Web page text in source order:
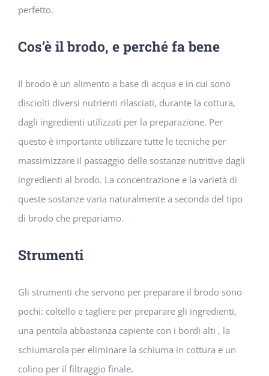
perfetto.
Cos’è il brodo, e perché fa bene
Il brodo è un alimento a base di acqua e in cui sono
disciolti diversi nutrienti rilasciati, durante la cottura,
dagli ingredienti utilizzati per la preparazione. Per
questo è importante utilizzare tutte le tecniche per
massimizzare il passaggio delle sostanze nutritive dagli
ingredienti al brodo. La concentrazione e la varietà di
queste sostanze varia naturalmente a seconda del tipo
di brodo che prepariamo.
Strumenti
Gli strumenti che servono per preparare il brodo sono
pochi: coltello e tagliere per preparare gli ingredienti,
una pentola abbastanza capiente con i bordi alti , la
schiumarola per eliminare la schiuma in cottura e un
colino per il filtraggio finale.